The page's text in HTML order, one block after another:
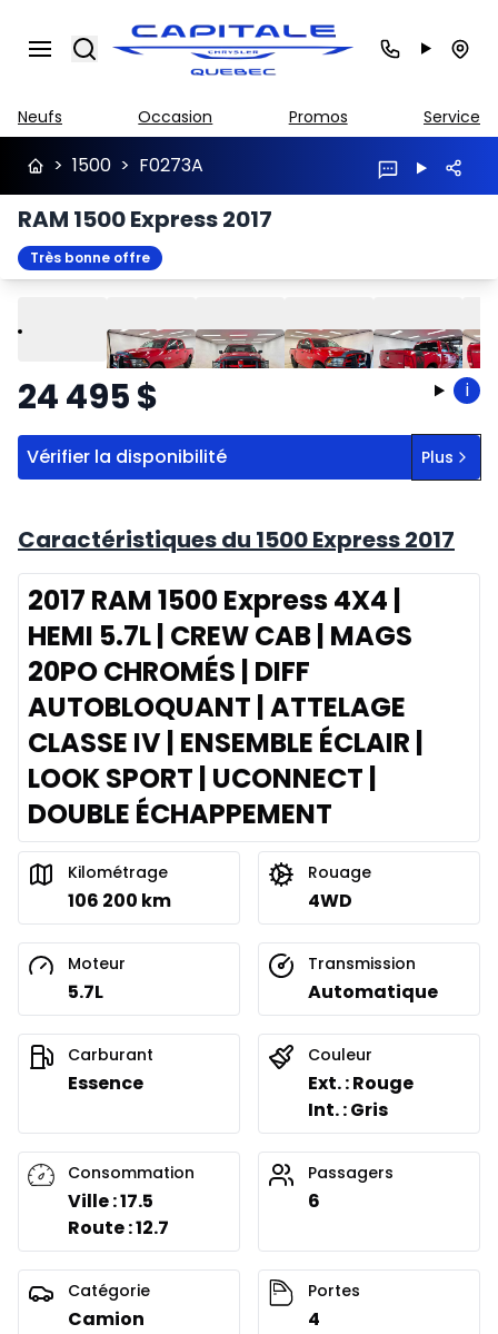
Search
Neufs Occasion Promos Service
> 1500 > F0273A
RAM 1500 Express 2017
Très bonne offre
Lire Précédent
Suivant
24 495$ i
Vérifier la disponibilité Plus
Caractéristiques du 1500 Express 2017
2017 RAM 1500 Express 4X4 |
HEMI 5.7L | CREW CAB | MAGS
20PO CHROMÉS | DIFF
AUTOBLOQUANT | ATTELAGE
CLASSE IV | ENSEMBLE ÉCLAIR |
LOOK SPORT | UCONNECT |
DOUBLE ÉCHAPPEMENT
Kilométrage
106 200 km
Rouage
4WD
Moteur
5.7L
Transmission
Automatique
Carburant
Essence
Couleur
Ext. : Rouge
Int. : Gris
Consommation
Ville : 17.5
Route : 12.7
Passagers
6
Catégorie
Camion
Portes
4